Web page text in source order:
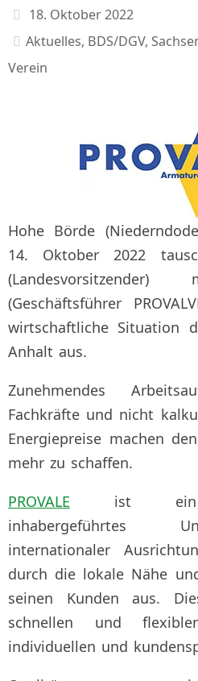
18. Oktober 2022
Aktuelles, BDS/DGV,
Verein
Hohe Börde
14. Oktober 2022
(Geschäftsführer
wirtschaftliche Situation
Anhalt aus.
Zunehmendes
Fachkräfte und nicht
Energiepreise machen
mehr zu schaffen.
PROVALE ist ein
inhabergeführtes
internationaler
durch die lokale Nähe
seinen Kunden aus.
schnellen und
individuellen und